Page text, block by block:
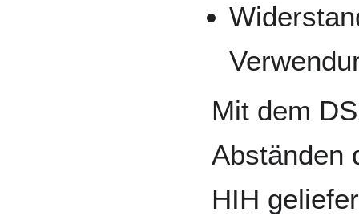
Mit dem
Abständen
HIH